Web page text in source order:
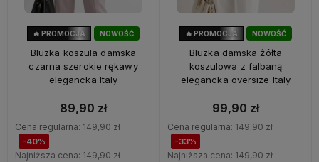
NOWOŚĆ
🔥 PROMOCJA
Bluzka koszula damska
czarna szerokie rękawy
elegancka Italy
89,90 zł
Cena regularna: 149,90 zł
-40%
Najniższa cena: 149,90 zł
NOWOŚĆ
OKAZJA
🔥 PROMOCJA
Bluzka damska żółta
koszulowa z falbaną
elegancka oversize Italy
99,90 zł
Cena regularna: 149,90 zł
-33%
Najniższa cena: 149,90 zł